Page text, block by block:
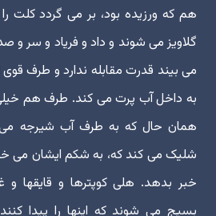
هم که ورزیده بود، بر می گردد کلت
گلاویز می شوند و داد و فریاد و سر و
می بیند قدرت مقابله ندارد و طرف
به داخل آب پرت می کند. طرف هم
همان حال که به طرف آب شیرجه می
شلیک می کند که، به شکم ایشان می
خبر بدهد. هلی کوپترها و
بسیج می شوند که اینها را پیدا کنند.